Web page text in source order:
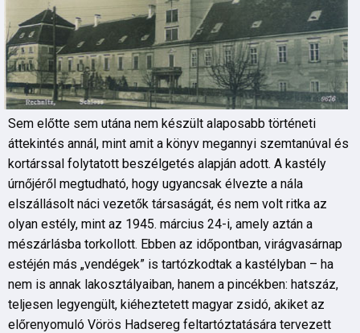
Sem előtte sem utána nem készült alaposabb történeti
áttekintés annál, mint amit a könyv megannyi szemtanúval és
kortárssal folytatott beszélgetés alapján adott. A kastély
úrnőjéről megtudható, hogy ugyancsak élvezte a nála
elszállásolt náci vezetők társaságát, és nem volt ritka az
olyan estély, mint az 1945. március 24-i, amely aztán a
mészárlásba torkollott. Ebben az időpontban, virágvasárnap
estéjén más „vendégek” is tartózkodtak a kastélyban – ha
nem is annak lakosztályaiban, hanem a pincékben: hatszáz,
teljesen legyengült, kiéheztetett magyar zsidó, akiket az
előrenyomuló Vörös Hadsereg feltartóztatására tervezett